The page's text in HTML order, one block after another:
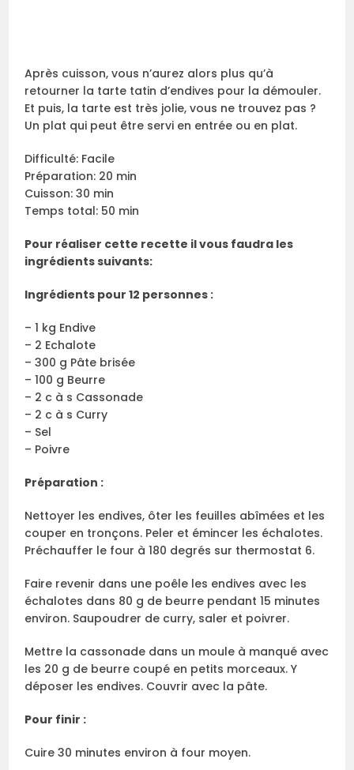
Après cuisson, vous n’aurez alors plus qu’à
retourner la tarte tatin d’endives pour la démouler.
Et puis, la tarte est très jolie, vous ne trouvez pas ?
Un plat qui peut être servi en entrée ou en plat.
Difficulté: Facile
Préparation: 20 min
Cuisson: 30 min
Temps total: 50 min
Pour réaliser cette recette il vous faudra les
ingrédients suivants:
Ingrédients pour 12 personnes :
– 1 kg Endive
– 2 Echalote
– 300 g Pâte brisée
– 100 g Beurre
– 2 c à s Cassonade
– 2 c à s Curry
– Sel
– Poivre
Préparation :
Nettoyer les endives, ôter les feuilles abîmées et les
couper en tronçons. Peler et émincer les échalotes.
Préchauffer le four à 180 degrés sur thermostat 6.
Faire revenir dans une poêle les endives avec les
échalotes dans 80 g de beurre pendant 15 minutes
environ. Saupoudrer de curry, saler et poivrer.
Mettre la cassonade dans un moule à manqué avec
les 20 g de beurre coupé en petits morceaux. Y
déposer les endives. Couvrir avec la pâte.
Pour finir :
Cuire 30 minutes environ à four moyen.